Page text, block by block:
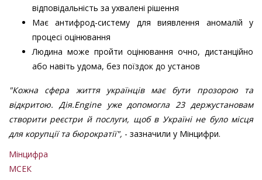
відповідальність за ухвалені рішення
Має антифрод-систему для виявлення аномалій у
процесі оцінювання
Людина може пройти оцінювання очно, дистанційно
або навіть удома, без поїздок до установ
"Кожна сфера життя українців має бути прозорою та
відкритою. Дія.Engine уже допомогла 23 держустановам
створити реєстри й послуги, щоб в Україні не було місця
для корупції та бюрократії", - зазначили у Мінцифри.
Мінцифра
МСЕК